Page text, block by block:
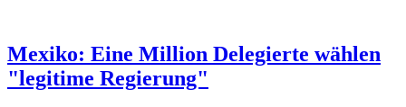
Mexiko: Eine Million Delegierte wählen
"legitime Regierung"